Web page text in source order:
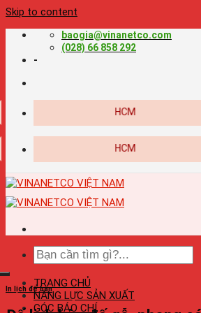
Skip to content
baogia@vinanetco.com
(028) 66 858 292
-
TRANG CHỦ
NĂNG LỰC SẢN XUẤT
GÓC BÁO CHÍ
In lịch để bàn